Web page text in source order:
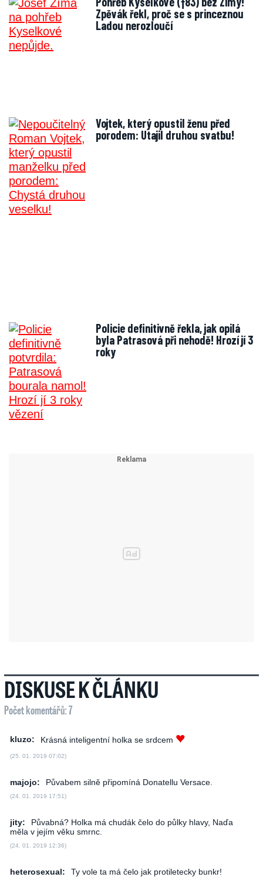
Zpěvák řekl, proč se s princeznou
Ladou nerozloučí
Vojtek, který opustil ženu před
porodem: Utajil druhou svatbu!
Policie definitivně řekla, jak opilá
byla Patrasová při nehodě! Hrozí jí 3
roky
DISKUSE K ČLÁNKU
Počet komentářů: 7
kluzo: Krásná inteligentní holka se srdcem
(25. 01. 2019 07:02)
majojo: Půvabem silně připomíná Donatellu Versace.
(24. 01. 2019 17:51)
jity:
Půvabná? Holka má chudák čelo do půlky hlavy, Naďa
měla v jejím věku smrnc.
(24. 01. 2019 12:36)
heterosexual: Ty vole ta má čelo jak protiletecky bunkr!